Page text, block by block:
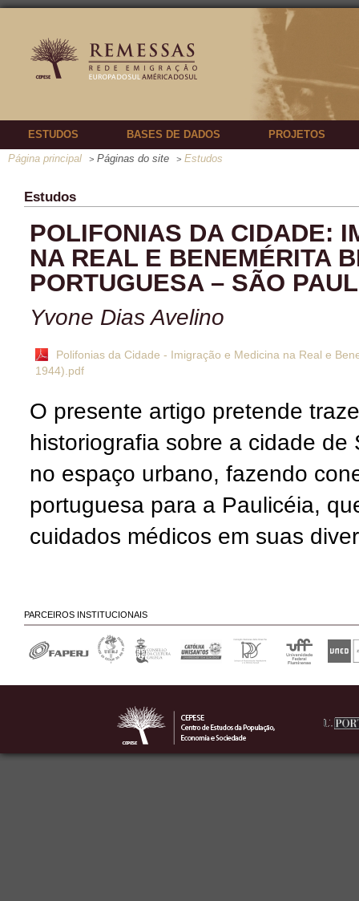
ESTUDOS BASES DE DADOS
PROJETOS
Página principal
> Páginas do site > Estudos
Estudos
POLIFONIAS DA CIDADE:
NA REAL E BENEMÉRITA
PORTUGUESA – SÃO
Yvone Dias Avelino
Polifonias da Cidade - Imigração e Medicina na Real e
1944).pdf
O presente artigo pretende
historiografia sobre a cidade
no espaço urbano, fazendo
portuguesa para a Paulicéia,
cuidados médicos em suas
PARCEIROS INSTITUCIONAIS